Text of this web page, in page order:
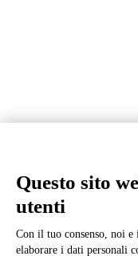
Questo sito
utenti
Con il tuo consenso, noi
elaborare i dati personali